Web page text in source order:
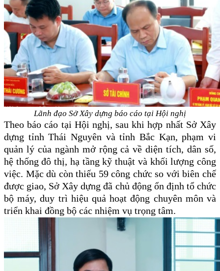
Lãnh đạo Sở Xây dựng báo cáo tại Hội nghị
Theo báo cáo tại Hội nghị, sau khi hợp nhất Sở Xây
dựng tỉnh Thái Nguyên và tỉnh Bắc Kạn, phạm vi
quản lý của ngành mở rộng cả về diện tích, dân số,
hệ thống đô thị, hạ tầng kỹ thuật và khối lượng công
việc. Mặc dù còn thiếu 59 công chức so với biên chế
được giao, Sở Xây dựng đã chủ động ổn định tổ chức
bộ máy, duy trì hiệu quả hoạt động chuyên môn và
triển khai đồng bộ các nhiệm vụ trọng tâm.